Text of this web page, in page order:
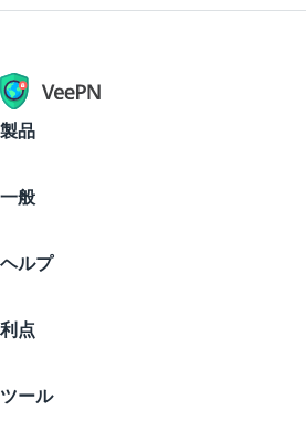
製品
VPN for macOS
iOS VPN
Firefox
無料VPN
一般
VPNダウンロード
価格
学生割引
ヘルプ
お問い合わせ
プライバシーポリシー
利点
インターネットプライバシー
ツール